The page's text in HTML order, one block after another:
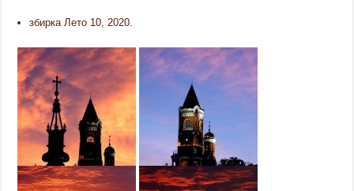
збирка Лето 10, 2020.